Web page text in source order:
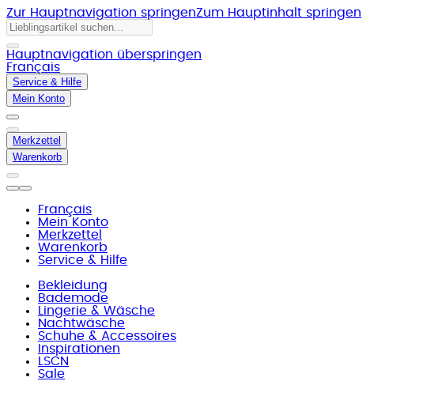
Zur Hauptnavigation springenZum Hauptinhalt springen
Hauptnavigation überspringen
Français
Service & Hilfe
Mein Konto
Merkzettel
Warenkorb
Français
Mein Konto
Merkzettel
Warenkorb
Service & Hilfe
Bekleidung
Bademode
Lingerie & Wäsche
Nachtwäsche
Schuhe & Accessoires
Inspirationen
LSCN
Sale